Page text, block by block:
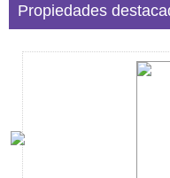
Propiedades